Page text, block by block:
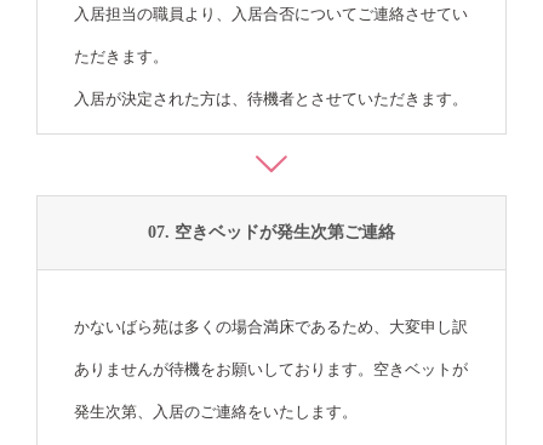
入居担当の職員より、入居合否についてご連絡させてい
ただきます。
入居が決定された方は、待機者とさせていただきます。
07. 空きベッドが発生次第ご連絡
かないばら苑は多くの場合満床であるため、大変申し訳
ありませんが待機をお願いしております。空きベットが
発生次第、入居のご連絡をいたします。